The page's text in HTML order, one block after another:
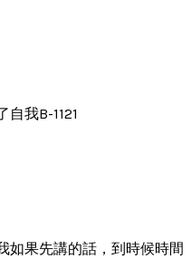
我B-1121
如果先講的話，到時候時間